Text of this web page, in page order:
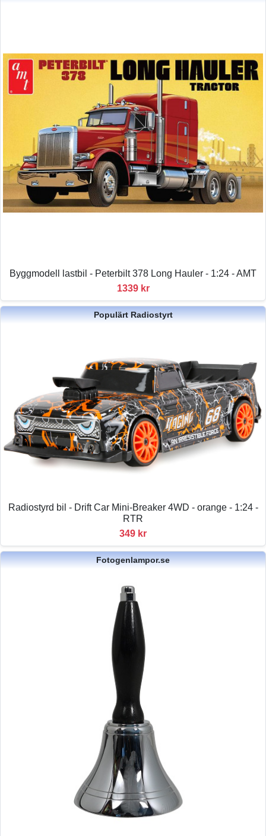
Byggmodell lastbil - Peterbilt 378 Long Hauler - 1:24 - AMT
1339 kr
Populärt Radiostyrt
Radiostyrd bil - Drift Car Mini-Breaker 4WD - orange - 1:24 -
RTR
349 kr
Fotogenlampor.se